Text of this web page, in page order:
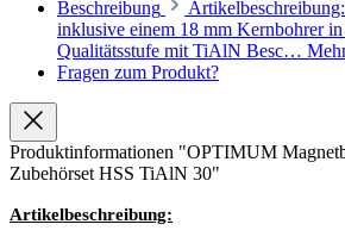
Beschreibung
inklusive einem 18 mm Kernbohrer in
Qualitätsstufe mit TiAlN Besc…
Fragen zum Produkt?
Produktinformationen "OPTIMUM
Zubehörset HSS TiAlN 30"
Artikelbeschreibung: